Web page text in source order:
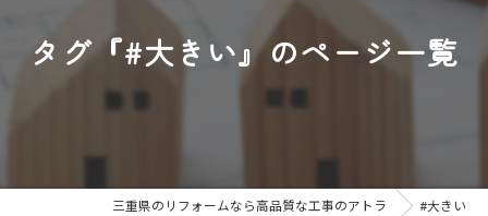
タグ『#大きい』のページ一覧
三重県のリフォームなら高品質な工事のアトラ #大きい